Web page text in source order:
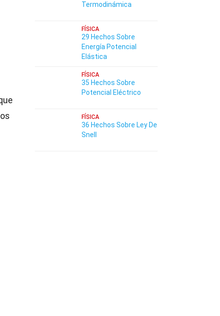
Termodinámica
FÍSICA
29 Hechos Sobre
Energía Potencial
Elástica
FÍSICA
35 Hechos Sobre
Potencial Eléctrico
FÍSICA
36 Hechos Sobre Ley De
Snell